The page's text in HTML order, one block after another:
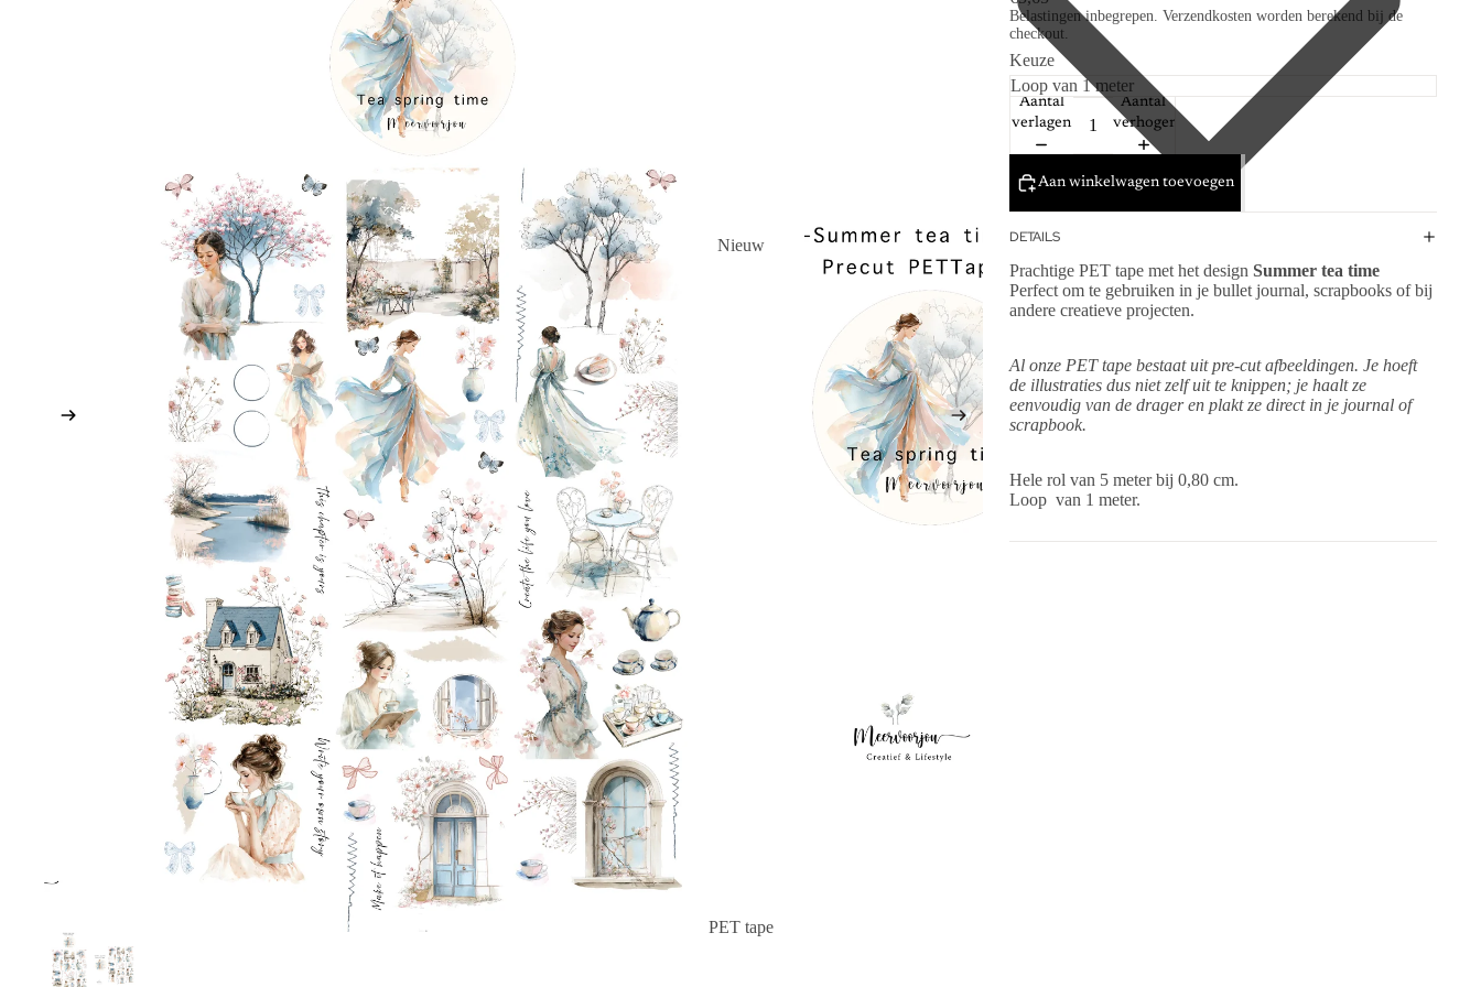
Nieuw
PET tape
Belastingen inbegrepen. Verzendkosten worden berekend bij de
checkout.
Keuze
Aantal
verlagen
Aantal
verhogen
Aan winkelwagen toevoegen
DETAILS
Prachtige PET tape met het design Summer tea time
Perfect om te gebruiken in je bullet journal, scrapbooks of bij
andere creatieve projecten.
Al onze PET tape bestaat uit pre-cut afbeeldingen. Je hoeft
de illustraties dus niet zelf uit te knippen; je haalt ze
eenvoudig van de drager en plakt ze direct in je journal of
scrapbook.
Hele rol van 5 meter bij 0,80 cm.
Loop van 1 meter.
Verzendbeleid